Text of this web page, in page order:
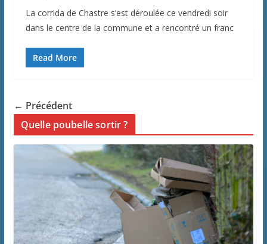
La corrida de Chastre s’est déroulée ce vendredi soir
dans le centre de la commune et a rencontré un franc
Read More
← Précédent
Quelle poubelle sortir ?